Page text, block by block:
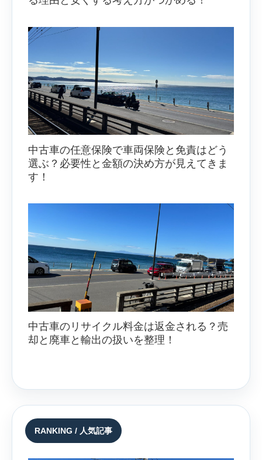
中古車の任意保険で車両保険と免責はどう
選ぶ？必要性と金額の決め方が見えてきま
す！
中古車のリサイクル料金は返金される？売
却と廃車と輸出の扱いを整理！
RANKING / 人気記事